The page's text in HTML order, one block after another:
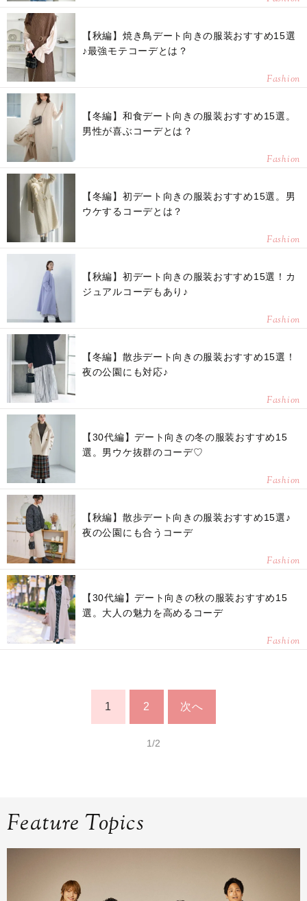
【秋編】焼き鳥デート向きの服装おすすめ15選
♪最強モテコーデとは？
Fashion
【冬編】和食デート向きの服装おすすめ15選。
男性が喜ぶコーデとは？
Fashion
【冬編】初デート向きの服装おすすめ15選。男
ウケするコーデとは？
Fashion
【秋編】初デート向きの服装おすすめ15選！カ
ジュアルコーデもあり♪
Fashion
【冬編】散歩デート向きの服装おすすめ15選！
夜の公園にも対応♪
Fashion
【30代編】デート向きの冬の服装おすすめ15
選。男ウケ抜群のコーデ♡
Fashion
【秋編】散歩デート向きの服装おすすめ15選♪
夜の公園にも合うコーデ
Fashion
【30代編】デート向きの秋の服装おすすめ15
選。大人の魅力を高めるコーデ
Fashion
1 2 次へ
1/2
Feature Topics